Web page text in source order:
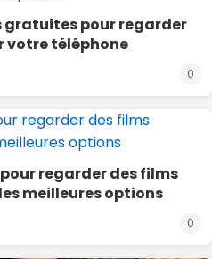
gratuites pour regarder
votre téléphone
0
regarder des films
meilleures options
0